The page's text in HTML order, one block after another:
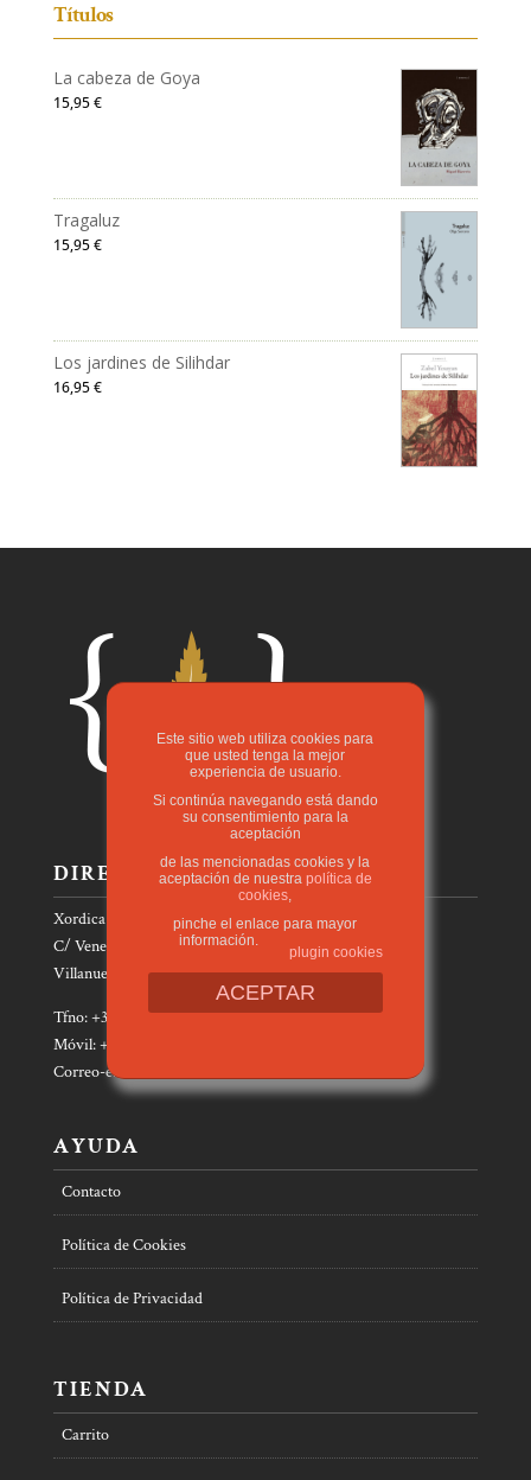
Títulos
La cabeza de Goya
15,95€
Tragaluz
15,95€
Los jardines de Silihdar
16,95€
DIRECCIÓN
Xordica Editorial, s.l.
C/ Venezuela, 23 bajos 50830
Villanueva de Gállego (Zaragoza).
Tfno: +34 976 180295
Móvil: +34 608 033 949
Correo-e:correu@xordica.com
AYUDA
Contacto
Política de Cookies
Política de Privacidad
TIENDA
Carrito
Este sitio web utiliza cookies para
que usted tenga la mejor
experiencia de usuario.
Si continúa navegando está dando
su consentimiento para la
aceptación
de las mencionadas cookies y la
aceptación de nuestra política de
cookies,
pinche el enlace para mayor
información.
plugin cookies
ACEPTAR